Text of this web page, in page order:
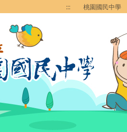
::: 桃園國民中學